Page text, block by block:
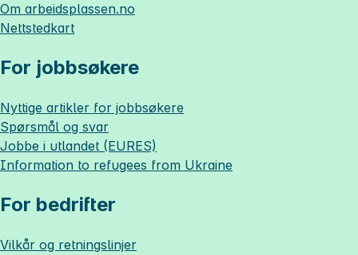
Om arbeidsplassen.no
Nettstedkart
For jobbsøkere
Nyttige artikler for jobbsøkere
Spørsmål og svar
Jobbe i utlandet (EURES)
Information to refugees from Ukraine
For bedrifter
Vilkår og retningslinjer